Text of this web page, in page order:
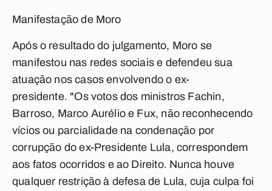
Manifestação de Moro
Após o resultado do julgamento, Moro se
manifestou nas redes sociais e defendeu sua
atuação nos casos envolvendo o ex-
presidente. "Os votos dos ministros Fachin,
Barroso, Marco Aurélio e Fux, não reconhecendo
vícios ou parcialidade na condenação por
corrupção do ex-Presidente Lula, correspondem
aos fatos ocorridos e ao Direito. Nunca houve
qualquer restrição à defesa de Lula, cuja culpa foi